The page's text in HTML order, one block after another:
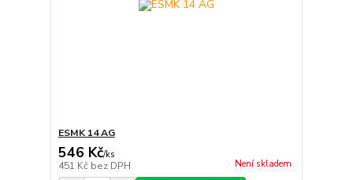
ESMK 14 AG
546 Kč/ks
451 Kč bez DPH Není skladem